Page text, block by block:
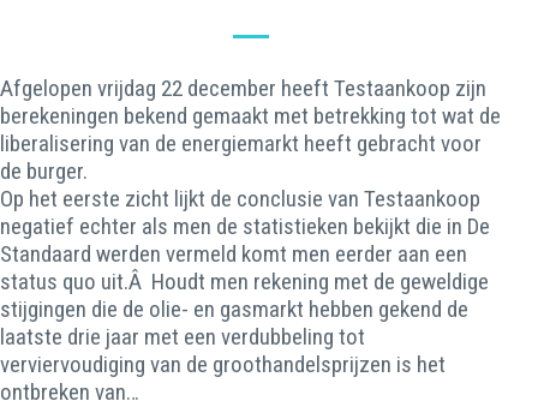
Afgelopen vrijdag 22 december heeft Testaankoop zijn
berekeningen bekend gemaakt met betrekking tot wat de
liberalisering van de energiemarkt heeft gebracht voor
de burger.
Op het eerste zicht lijkt de conclusie van Testaankoop
negatief echter als men de statistieken bekijkt die in De
Standaard werden vermeld komt men eerder aan een
status quo uit.Â Houdt men rekening met de geweldige
stijgingen die de olie- en gasmarkt hebben gekend de
laatste drie jaar met een verdubbeling tot
verviervoudiging van de groothandelsprijzen is het
ontbreken van…